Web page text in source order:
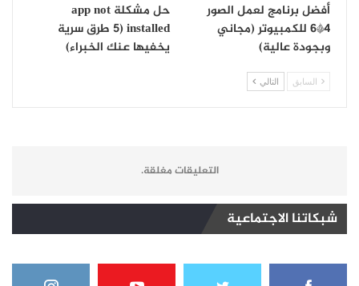
أفضل برنامج لعمل الصور
4*6 للكمبيوتر (مجاني
وبجودة عالية)
حل مشكلة app not
installed (5 طرق سرية
يخفيها عنك الخبراء)
السابق التالي
التعليقات مغلقة.
شبكاتنا الاجتماعية